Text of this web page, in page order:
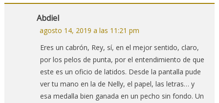
Abdiel
agosto 14, 2019 a las 11:21 pm
Eres un cabrón, Rey, sí, en el mejor sentido, claro,
por los pelos de punta, por el entendimiento de que
este es un oficio de latidos. Desde la pantalla pude
ver tu mano en la de Nelly, el papel, las letras… y
esa medalla bien ganada en un pecho sin fondo. Un